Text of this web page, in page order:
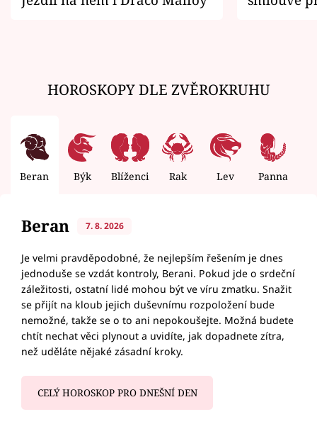
HOROSKOPY DLE ZVĚROKRUHU
Beran Býk Blíženci Rak Lev Panna
Beran 7. 8. 2026
Je velmi pravděpodobné, že nejlepším řešením je dnes
jednoduše se vzdát kontroly, Berani. Pokud jde o srdeční
záležitosti, ostatní lidé mohou být ve víru zmatku. Snažit
se přijít na kloub jejich duševnímu rozpoložení bude
nemožné, takže se o to ani nepokoušejte. Možná budete
chtít nechat věci plynout a uvidíte, jak dopadnete zítra,
než uděláte nějaké zásadní kroky.
CELÝ HOROSKOP PRO DNEŠNÍ DEN